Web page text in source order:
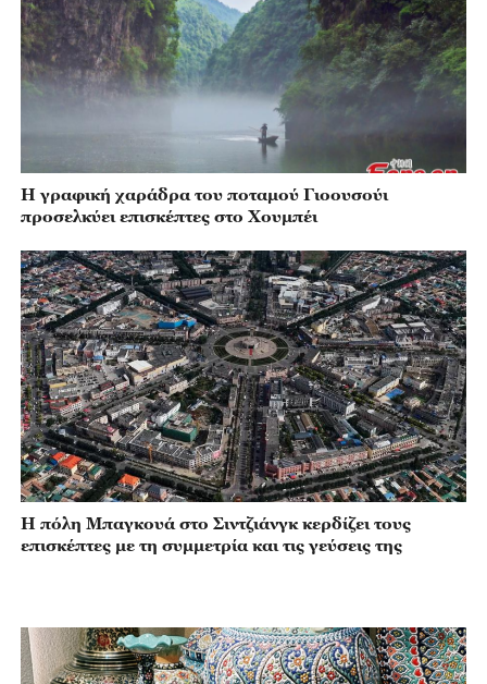
Η γραφική χαράδρα του ποταμού Γιοουσούι
προσελκύει επισκέπτες στο Χουμπέι
Η πόλη Μπαγκουά στο Σιντζιάνγκ κερδίζει τους
επισκέπτες με τη συμμετρία και τις γεύσεις της